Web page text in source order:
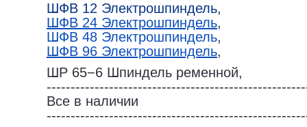
ШФВ 12 Электрошпиндель,
ШФВ 24 Электрошпиндель,
ШФВ 48 Электрошпиндель,
ШФВ 96 Электрошпиндель,
ШР 65−6 Шпиндель ременной,
Все в наличии